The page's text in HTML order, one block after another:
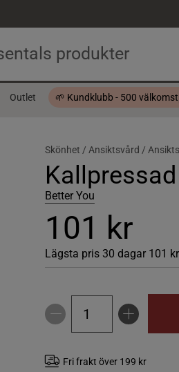
Outlet 🌱 Kundklubb - 500
Skönhet / Ansiktsvård /
Better You
101 kr
Lägsta pris 30 dagar 101 kr
Fri frakt över 199 kr